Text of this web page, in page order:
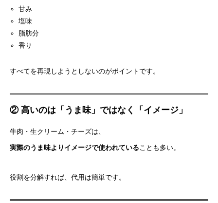
甘み
塩味
脂肪分
香り
すべてを再現しようとしないのがポイントです。
② 高いのは「うま味」ではなく「イメージ」
牛肉・生クリーム・チーズは、
実際のうま味よりイメージで使われていることも多い。
役割を分解すれば、代用は簡単です。